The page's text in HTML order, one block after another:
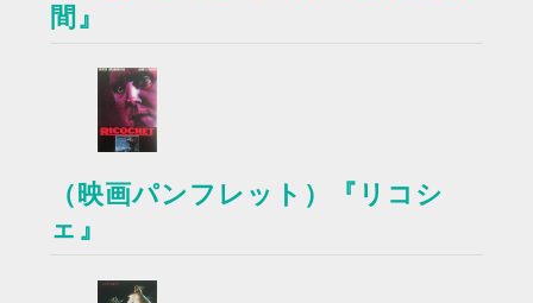
間』
（映画パンフレット）『リコシ
ェ』